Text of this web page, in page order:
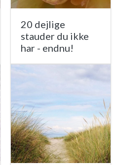
20 dejlige
stauder du ikke
har - endnu!